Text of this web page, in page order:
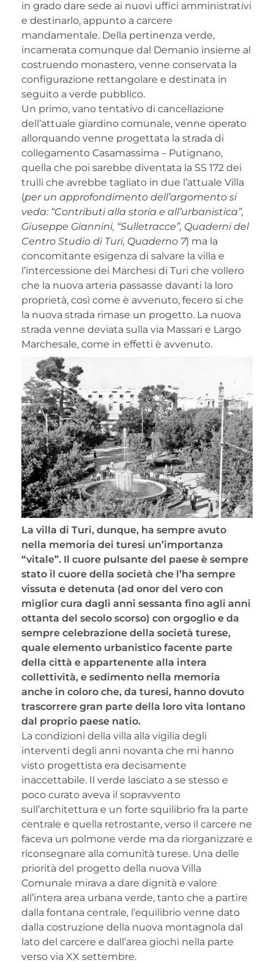
in grado dare sede ai nuovi uffici amministrativi
e destinarlo, appunto a carcere
mandamentale. Della pertinenza verde,
incamerata comunque dal Demanio insieme al
costruendo monastero, venne conservata la
configurazione rettangolare e destinata in
seguito a verde pubblico.
Un primo, vano tentativo di cancellazione
dell’attuale giardino comunale, venne operato
allorquando venne progettata la strada di
collegamento Casamassima – Putignano,
quella che poi sarebbe diventata la SS 172 dei
trulli che avrebbe tagliato in due l’attuale Villa
(per un approfondimento dell’argomento si
veda: “Contributi alla storia e all’urbanistica”,
Giuseppe Giannini, “Sulletracce”, Quaderni del
Centro Studio di Turi, Quaderno 7) ma la
concomitante esigenza di salvare la villa e
l’intercessione dei Marchesi di Turi che vollero
che la nuova arteria passasse davanti la loro
proprietà, così come è avvenuto, fecero si che
la nuova strada rimase un progetto. La nuova
strada venne deviata sulla via Massari e Largo
Marchesale, come in effetti è avvenuto.
La villa di Turi, dunque, ha sempre avuto
nella memoria dei turesi un’importanza
“vitale”. Il cuore pulsante del paese è sempre
stato il cuore della società che l’ha sempre
vissuta e detenuta (ad onor del vero con
miglior cura dagli anni sessanta fino agli anni
ottanta del secolo scorso) con orgoglio e da
sempre celebrazione della società turese,
quale elemento urbanistico facente parte
della città e appartenente alla intera
collettività, e sedimento nella memoria
anche in coloro che, da turesi, hanno dovuto
trascorrere gran parte della loro vita lontano
dal proprio paese natio.
La condizioni della villa alla vigilia degli
interventi degli anni novanta che mi hanno
visto progettista era decisamente
inaccettabile. Il verde lasciato a se stesso e
poco curato aveva il sopravvento
sull’architettura e un forte squilibrio fra la parte
centrale e quella retrostante, verso il carcere ne
faceva un polmone verde ma da riorganizzare e
riconsegnare alla comunità turese. Una delle
priorità del progetto della nuova Villa
Comunale mirava a dare dignità e valore
all’intera area urbana verde, tanto che a partire
dalla fontana centrale, l’equilibrio venne dato
dalla costruzione della nuova montagnola dal
lato del carcere e dall’area giochi nella parte
verso via XX settembre.